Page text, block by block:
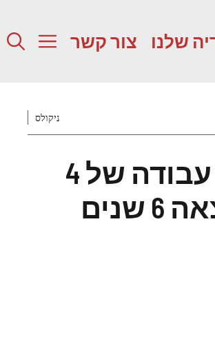
שלנו צור קשר
ניקולס
איסלנד עברה לשבוע עבודה של 4
ימים – כך נראית התוצאה 6 שנים